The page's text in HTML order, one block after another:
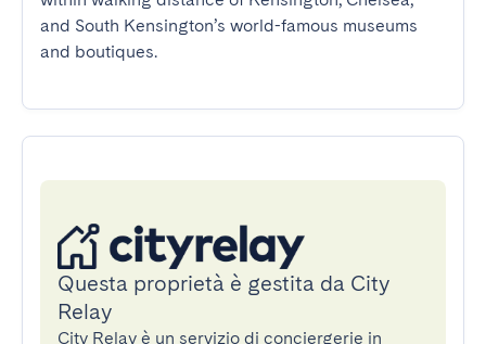
and South Kensington’s world-famous museums
and boutiques.
Questa proprietà è gestita da City
Relay
City Relay è un servizio di conciergerie in